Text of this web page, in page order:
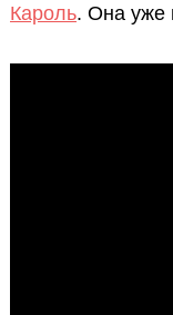
Кароль. Она уже